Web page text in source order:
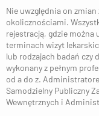
Nie uwzględnia on
okolicznościami.
rejestracją, gdzie można
terminach wizyt
lub rodzajach badań czy
wykonany z pełnym
od a do z.
Samodzielny Publiczny
Wewnętrznych i